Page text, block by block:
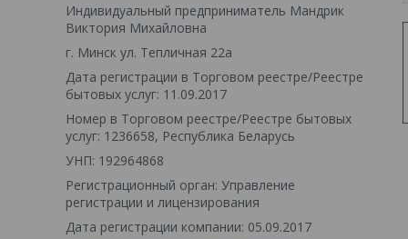
Индивидуальный предприниматель Мандрик
Виктория Михайловна
г. Минск ул. Тепличная 22а
Дата регистрации в Торговом реестре/Реестре
бытовых услуг: 11.09.2017
Номер в Торговом реестре/Реестре бытовых
услуг: 1236658, Республика Беларусь
УНП: 192964868
Регистрационный орган: Управление
регистрации и лицензирования
Дата регистрации компании: 05.09.2017